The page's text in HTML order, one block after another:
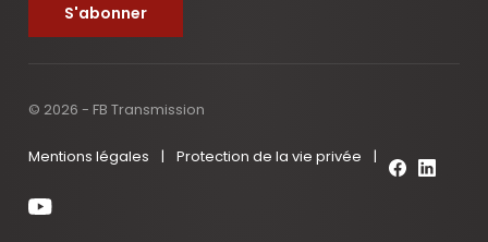
S'abonner
© 2026 - FB Transmission
Mentions légales | Protection de la vie privée |